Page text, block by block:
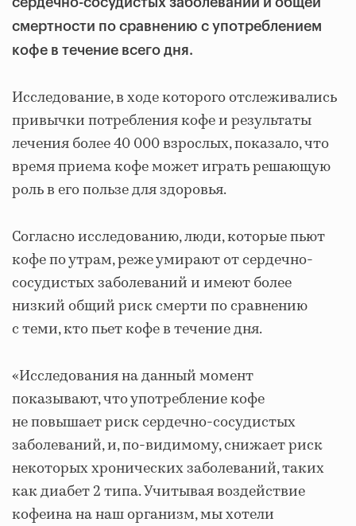
смертности по сравнению с употреблением
кофе в течение всего дня.
Исследование, в ходе которого отслеживались
привычки потребления кофе и результаты
лечения более 40 000 взрослых, показало, что
время приема кофе может играть решающую
роль в его пользе для здоровья.
Согласно исследованию, люди, которые пьют
кофе по утрам, реже умирают от сердечно-
сосудистых заболеваний и имеют более
низкий общий риск смерти по сравнению
с теми, кто пьет кофе в течение дня.
«Исследования на данный момент
показывают, что употребление кофе
не повышает риск сердечно-сосудистых
заболеваний, и, по-видимому, снижает риск
некоторых хронических заболеваний, таких
как диабет 2 типа. Учитывая воздействие
кофеина на наш организм, мы хотели